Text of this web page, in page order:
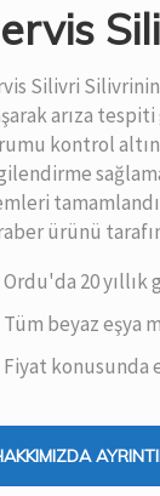
Silivri
arıza
kontrol
ürünü
Ordu'da 20 yıllık
Tüm beyaz eşya
Fiyat konusunda